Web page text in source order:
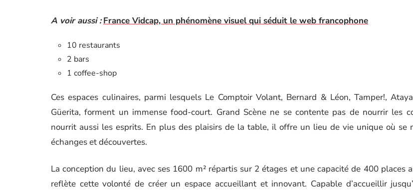
A voir aussi : France Vidcap, un phénomène visuel qui séduit le web francophone
10 restaurants
2 bars
1 coffee-shop
Ces espaces culinaires, parmi lesquels Le Comptoir Volant, Bernard & Léon, Tamper!,
Güerita, forment un immense food-court. Grand Scène ne se contente pas de nourrir les
nourrit aussi les esprits. En plus des plaisirs de la table, il offre un lieu de vie unique où se
échanges et découvertes.
La conception du lieu, avec ses 1600 m² répartis sur 2 étages et une capacité de 400 places
reflète cette volonté de créer un espace accueillant et innovant. Capable d’accueillir